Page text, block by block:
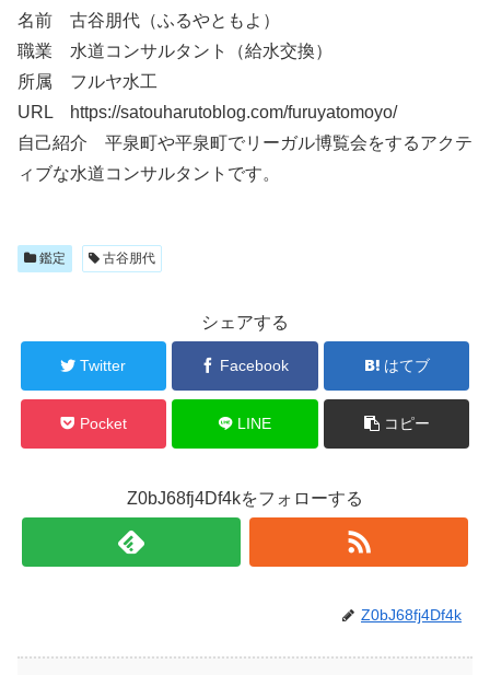
名前 古谷朋代（ふるやともよ）
職業 水道コンサルタント（給水交換）
所属 フルヤ水工
URL https://satouharutoblog.com/furuyatomoyo/
自己紹介 平泉町や平泉町でリーガル博覧会をするアクテ
ィブな水道コンサルタントです。
鑑定 古谷朋代
シェアする
Twitter Facebook はてブ
Pocket LINE コピー
Z0bJ68fj4Df4kをフォローする
Z0bJ68fj4Df4k